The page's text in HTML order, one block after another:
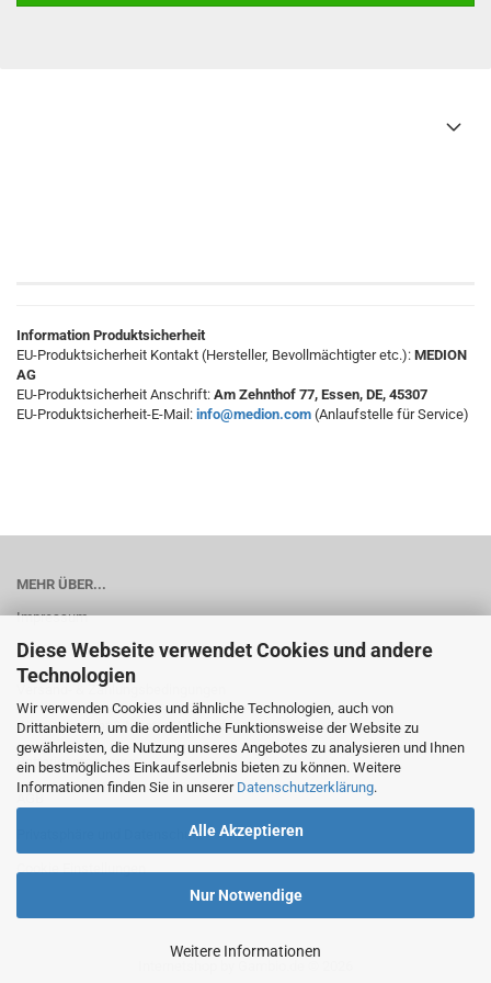
Diese Webseite verwendet Cookies und andere
Technologien
Wir verwenden Cookies und ähnliche Technologien, auch von
Drittanbietern, um die ordentliche Funktionsweise der Website zu
gewährleisten, die Nutzung unseres Angebotes zu analysieren und Ihnen
ein bestmögliches Einkaufserlebnis bieten zu können. Weitere
Informationen finden Sie in unserer Datenschutzerklärung.
Alle Akzeptieren
Nur Notwendige
Weitere Informationen
Information Produktsicherheit
EU-Produktsicherheit Kontakt (Hersteller, Bevollmächtigter etc.): MEDION
AG
EU-Produktsicherheit Anschrift: Am Zehnthof 77, Essen, DE, 45307
EU-Produktsicherheit-E-Mail: info@medion.com (Anlaufstelle für Service)
MEHR ÜBER...
Impressum
Kontakt
Versand- & Zahlungsbedingungen
Widerrufsrecht & Muster-Widerrufsformular
Batterieentsorgung
Privatsphäre und Datenschutz
Cookie Einstellungen